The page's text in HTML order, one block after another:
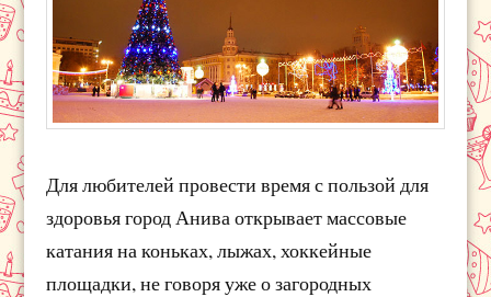
Для любителей провести время с пользой для
здоровья город Анива открывает массовые
катания на коньках, лыжах, хоккейные
площадки, не говоря уже о загородных